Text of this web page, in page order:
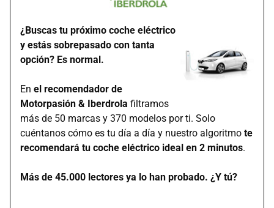
¿Buscas tu próximo coche eléctrico
y estás sobrepasado con tanta
opción? Es normal.
En el recomendador de
Motorpasión & Iberdrola filtramos
más de 50 marcas y 370 modelos por ti. Solo
cuéntanos cómo es tu día a día y nuestro algoritmo te
recomendará tu coche eléctrico ideal en 2 minutos.
Más de 45.000 lectores ya lo han probado. ¿Y tú?